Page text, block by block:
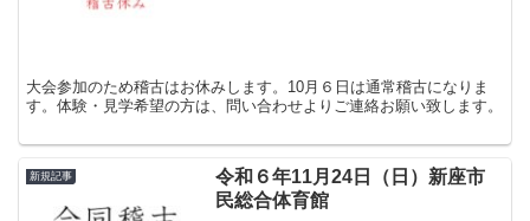
大会参加のため稽古はお休みします。10月６日は通常稽古になりま
す。体験・見学希望の方は、問い合わせよりご連絡お願い致します。
新規記事
令和６年11月24日（日）新座市
民総合体育館